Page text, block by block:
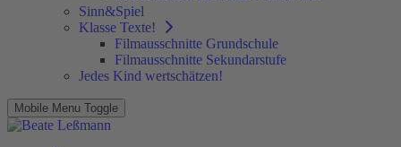
Sinn&Spiel
Klasse Texte!
Filmausschnitte Grundschule
Filmausschnitte Sekundarstufe
Jedes Kind wertschätzen!
Mobile Menu Toggle